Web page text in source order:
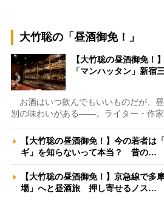
大竹聡の「昼酒御免！」
【大竹聡の昼酒御免！
「マンハッタン」新
お酒はいつ飲んでもいいものだが、
別の味わいがある――。ライター・作
【大竹聡の昼酒御免！】今の若者は
ギ」を知らないって本当？ 昔の…
【大竹聡の昼酒御免！】京急線で多
場」へと昼酒旅 押し寄せるノス…